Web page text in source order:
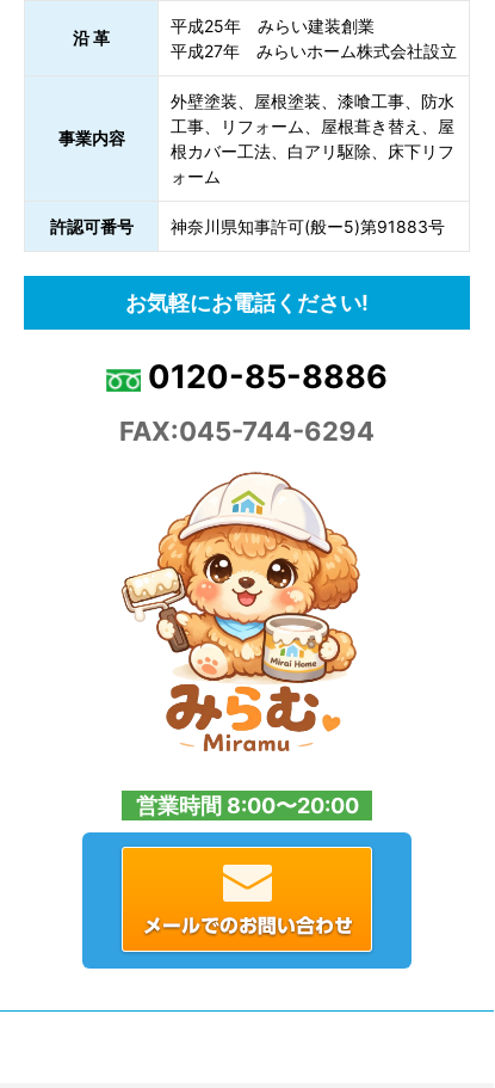
沿 革
平成25年 みらい建装創業
平成27年 みらいホーム株式会社設立
事業内容
外壁塗装、屋根塗装、漆喰工事、防水
工事、リフォーム、屋根葺き替え、屋
根カバー工法、白アリ駆除、床下リフ
ォーム
許認可番号 神奈川県知事許可(般ー5)第91883号
お気軽にお電話ください!
0120-85-8886
FAX:045-744-6294
営業時間 8:00〜20:00